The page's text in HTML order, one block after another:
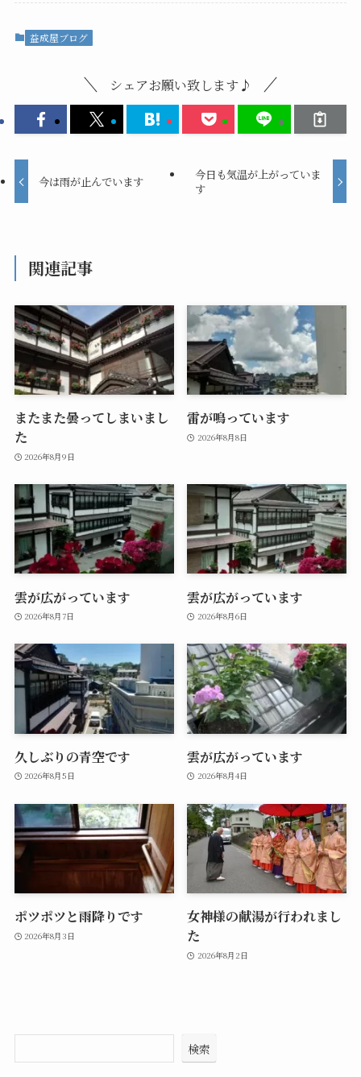
益成屋ブログ
シェアお願い致します♪
今は雨が止んでいます
今日も気温が上がっていま
す
関連記事
またまた曇ってしまいまし
た
2026年8月9日
雷が鳴っています
2026年8月8日
雲が広がっています
2026年8月7日
雲が広がっています
2026年8月6日
久しぶりの青空です
2026年8月5日
雲が広がっています
2026年8月4日
ポツポツと雨降りです
2026年8月3日
女神様の献湯が行われまし
た
2026年8月2日
検索